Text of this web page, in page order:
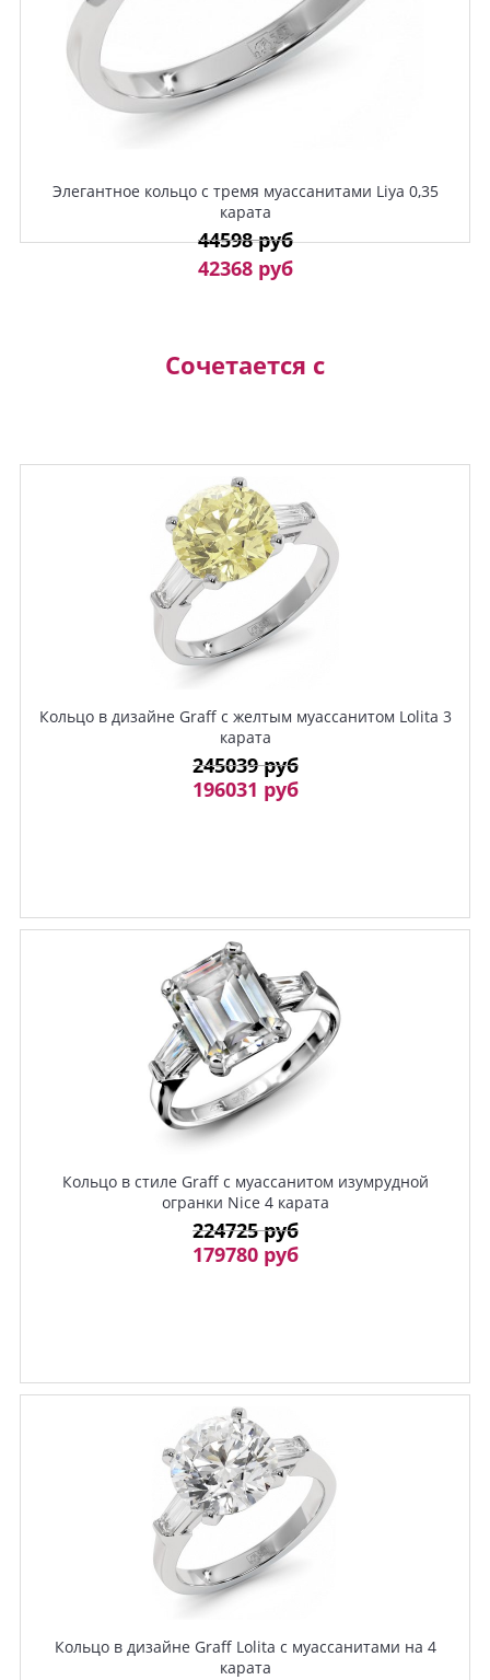
Элегантное кольцо с тремя муассанитами Liya 0,35
карата
44598 руб
42368 руб
Сочетается с
Кольцо в дизайне Graff с желтым муассанитом Lolita 3
карата
245039 руб
196031 руб
Кольцо в стиле Graff с муассанитом изумрудной
огранки Nice 4 карата
224725 руб
179780 руб
Кольцо в дизайне Graff Lolita с муассанитами на 4
карата